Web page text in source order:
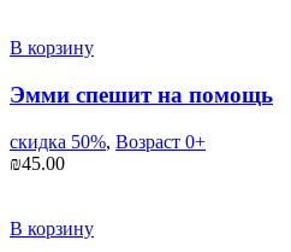
В корзину
Эмми спешит на помощь
скидка 50%, Возраст 0+
₪45.00
В корзину